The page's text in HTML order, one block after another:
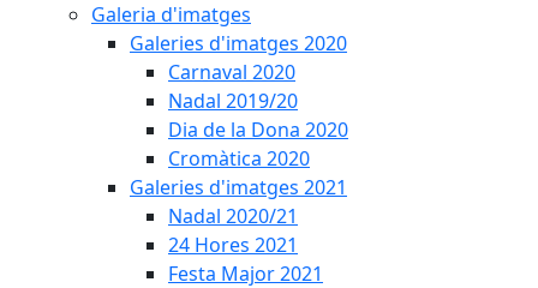
Galeria d'imatges
Galeries d'imatges 2020
Carnaval 2020
Nadal 2019/20
Dia de la Dona 2020
Cromàtica 2020
Galeries d'imatges 2021
Nadal 2020/21
24 Hores 2021
Festa Major 2021